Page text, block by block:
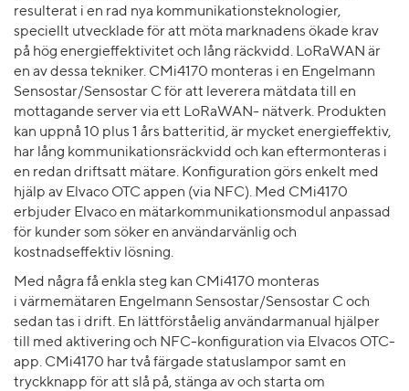
resulterat i en rad nya kommunikationsteknologier,
speciellt utvecklade för att möta marknadens ökade krav
på hög energieffektivitet och lång räckvidd. LoRaWAN är
en av dessa tekniker. CMi4170 monteras i en Engelmann
Sensostar/Sensostar C för att leverera mätdata till en
mottagande server via ett LoRaWAN- nätverk. Produkten
kan uppnå 10 plus 1 års batteritid, är mycket energieffektiv,
har lång kommunikationsräckvidd och kan eftermonteras i
en redan driftsatt mätare. Konfiguration görs enkelt med
hjälp av Elvaco OTC appen (via NFC). Med CMi4170
erbjuder Elvaco en mätarkommunikationsmodul anpassad
för kunder som söker en användarvänlig och
kostnadseffektiv lösning.
Med några få enkla steg kan CMi4170 monteras
i värmemätaren Engelmann Sensostar/Sensostar C och
sedan tas i drift. En lättförståelig användarmanual hjälper
till med aktivering och NFC-konfiguration via Elvacos OTC-
app. CMi4170 har två färgade statuslampor samt en
tryckknapp för att slå på, stänga av och starta om